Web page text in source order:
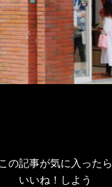
この記事が気に入ったら
いいね！しよう